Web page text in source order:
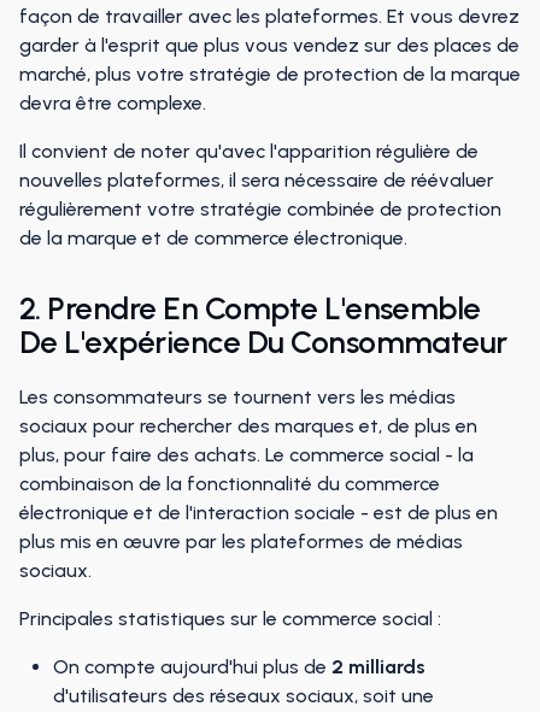
façon de travailler avec les plateformes. Et vous devrez
garder à l'esprit que plus vous vendez sur des places de
marché, plus votre stratégie de protection de la marque
devra être complexe.
Il convient de noter qu'avec l'apparition régulière de
nouvelles plateformes, il sera nécessaire de réévaluer
régulièrement votre stratégie combinée de protection
de la marque et de commerce électronique.
2. Prendre En Compte L'ensemble
De L'expérience Du Consommateur
Les consommateurs se tournent vers les médias
sociaux pour rechercher des marques et, de plus en
plus, pour faire des achats. Le commerce social - la
combinaison de la fonctionnalité du commerce
électronique et de l'interaction sociale - est de plus en
plus mis en œuvre par les plateformes de médias
sociaux.
Principales statistiques sur le commerce social :
On compte aujourd'hui plus de 2 milliards
d'utilisateurs des réseaux sociaux, soit une